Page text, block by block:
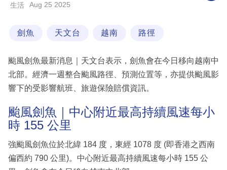
科
生
活
時
事
專
欄
生活 Aug 25 2025
劍魚 天文台 越南 路徑
颱風劍魚最新消息｜天文台表示，劍魚會在今日移向越南中
北部。經濟一週整合颱風路徑、預測位置等，亦提供颱風影
響下的受影響航班、旅遊保險賠償資訊。
颱風劍魚｜中心附近最高持續風速每小
時 155 公里
強颱風劍魚位於北緯 184 度，東經 1078 度 (即香港之西南
偏西約 790 公里)。中心附近最高持續風速每小時 155 公